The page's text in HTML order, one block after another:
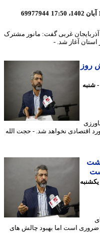
69977944
غربی گفت: مانور مشترک
نخواهد شد. - حجت الله
است اما بهبود چالش های